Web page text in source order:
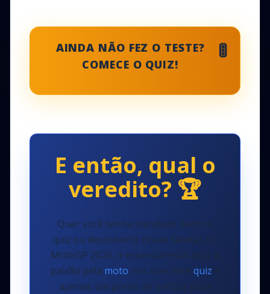
AINDA NÃO FEZ O TESTE?
COMECE O QUIZ!
🚦
E então, qual o
veredito? 🏆
Quer você tenha mandado bem no
quiz ou descoberto novas facetas do
MotoGP 2026, o essencial está aqui: a
paixão pela moto nos une. Este quiz é
apenas um ponto de partida para